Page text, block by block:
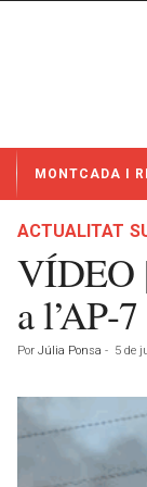
t
MONTCADA I
ACTUALITAT
VÍDEO
a l’AP-7
Por Júlia Ponsa - 5 de